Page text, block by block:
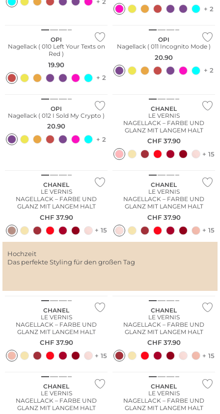
+ 2
OPI
Nagellack ( 010 Left Your Texts on
Red )
19.90
+ 2
OPI
Nagellack ( 011 Incognito Mode )
20.90
+ 2
OPI
Nagellack ( 012 I Sold My Crypto )
20.90
+ 2
CHANEL
LE VERNIS
NAGELLACK – FARBE UND
GLANZ MIT LANGEM HALT
CHF 37.90
+ 15
CHANEL
LE VERNIS
NAGELLACK – FARBE UND
GLANZ MIT LANGEM HALT
CHF 37.90
+ 15
CHANEL
LE VERNIS
NAGELLACK – FARBE UND
GLANZ MIT LANGEM HALT
CHF 37.90
+ 15
Hochzeit
Das perfekte Styling für den großen Tag
CHANEL
LE VERNIS
NAGELLACK – FARBE UND
GLANZ MIT LANGEM HALT
CHF 37.90
+ 15
CHANEL
LE VERNIS
NAGELLACK – FARBE UND
GLANZ MIT LANGEM HALT
CHF 37.90
+ 15
CHANEL
LE VERNIS
NAGELLACK – FARBE UND
GLANZ MIT LANGEM HALT
CHANEL
LE VERNIS
NAGELLACK – FARBE UND
GLANZ MIT LANGEM HALT